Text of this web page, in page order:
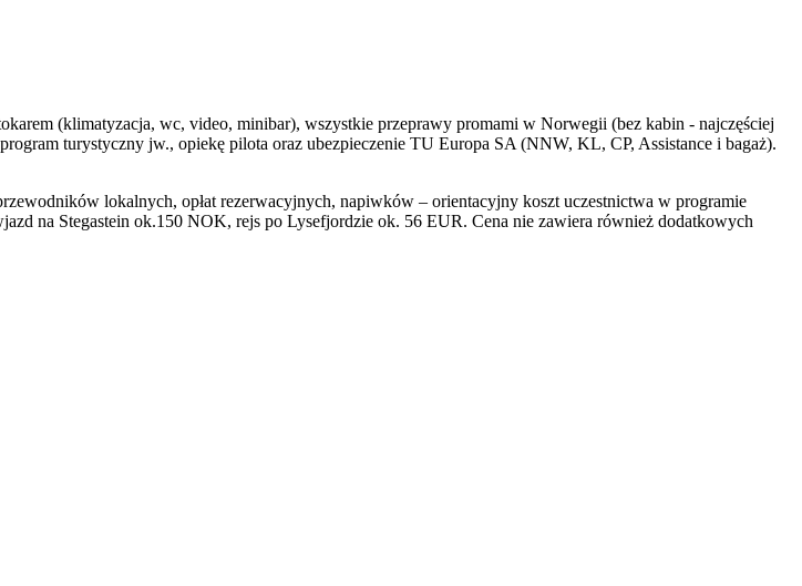
(klimatyzacja, wc, video, minibar), wszystkie przeprawy promami w Norwegii (bez kabin - najczęściej
turystyczny jw., opiekę pilota oraz ubezpieczenie TU Europa SA (NNW, KL, CP, Assistance i bagaż).
lokalnych, opłat rezerwacyjnych, napiwków – orientacyjny koszt uczestnictwa w programie
na Stegastein ok.150 NOK, rejs po Lysefjordzie ok. 56 EUR. Cena nie zawiera również dodatkowych